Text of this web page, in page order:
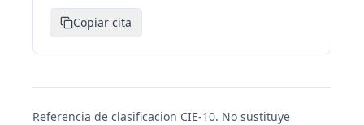
Copiar cita
Referencia de clasificacion CIE-10. No sustituye